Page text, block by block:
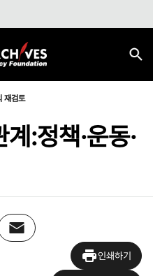
재검토
:정책·운동·
인쇄하기